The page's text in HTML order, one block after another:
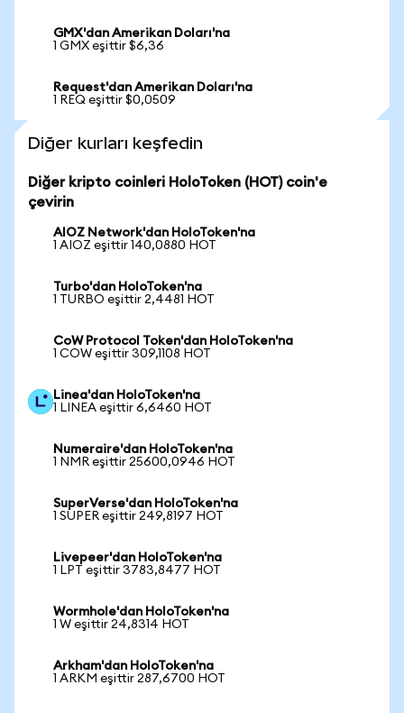
GMX'dan Amerikan Doları'na
1 GMX eşittir $6,36
Request'dan Amerikan Doları'na
1 REQ eşittir $0,0509
Diğer kurları keşfedin
Diğer kripto coinleri HoloToken (HOT) coin'e
çevirin
AIOZ Network'dan HoloToken'na
1 AIOZ eşittir 140,0880 HOT
Turbo'dan HoloToken'na
1 TURBO eşittir 2,4481 HOT
CoW Protocol Token'dan HoloToken'na
1 COW eşittir 309,1108 HOT
Linea'dan HoloToken'na
1 LINEA eşittir 6,6460 HOT
Numeraire'dan HoloToken'na
1 NMR eşittir 25600,0946 HOT
SuperVerse'dan HoloToken'na
1 SUPER eşittir 249,8197 HOT
Livepeer'dan HoloToken'na
1 LPT eşittir 3783,8477 HOT
Wormhole'dan HoloToken'na
1 W eşittir 24,8314 HOT
Arkham'dan HoloToken'na
1 ARKM eşittir 287,6700 HOT